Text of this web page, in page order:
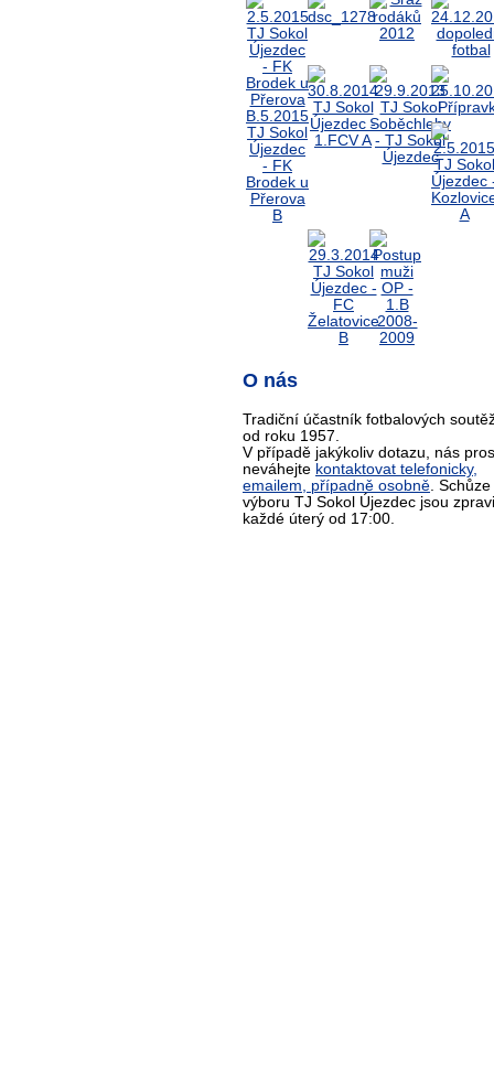
O nás
Tradiční účastník fotbalových
od roku 1957.
V případě jakýkoliv dotazu, nás
neváhejte kontaktovat telefonicky,
emailem, případně osobně. Schůze
výboru TJ Sokol Újezdec jsou
každé úterý od 17:00.